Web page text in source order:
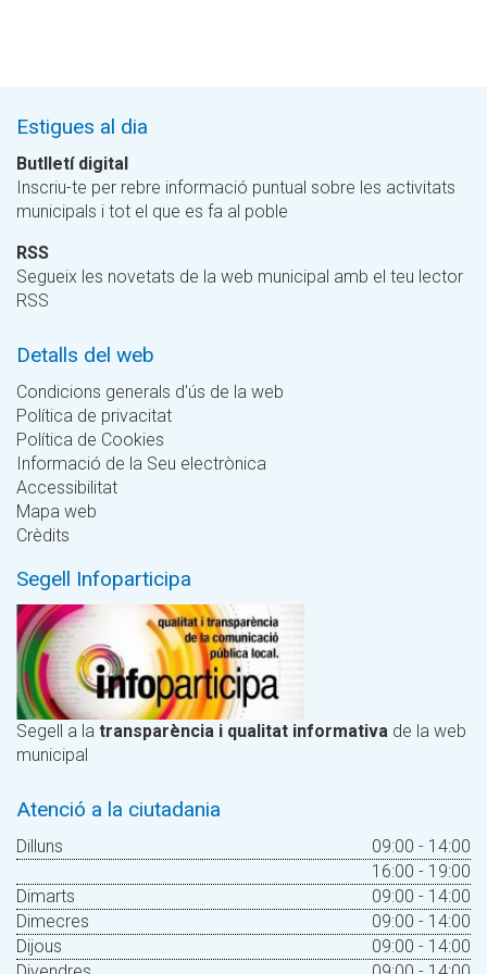
Estigues al dia
Butlletí digital
Inscriu-te per rebre informació puntual sobre les activitats
municipals i tot el que es fa al poble
RSS
Segueix les novetats de la web municipal amb el teu lector
RSS
Detalls del web
Condicions generals d'ús de la web
Política de privacitat
Política de Cookies
Informació de la Seu electrònica
Accessibilitat
Mapa web
Crèdits
Segell Infoparticipa
Segell a la transparència i qualitat informativa de la web
municipal
Atenció a la ciutadania
Dilluns
09:00 - 14:00
16:00 - 19:00
Dimarts
09:00 - 14:00
Dimecres
09:00 - 14:00
Dijous
09:00 - 14:00